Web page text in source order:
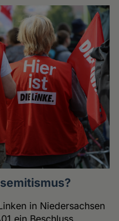
in Niedersachsen
ein Beschluss